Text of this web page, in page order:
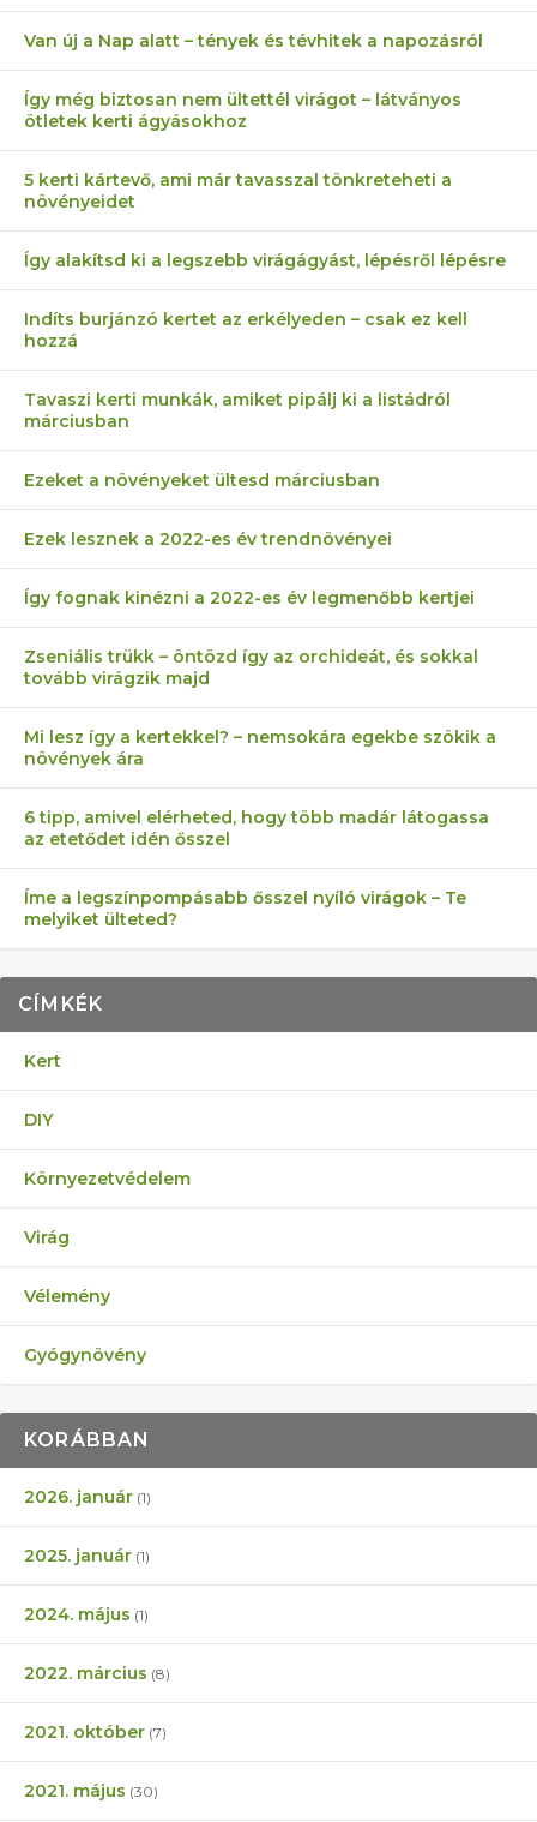
Van új a Nap alatt – tények és tévhitek a napozásról
Így még biztosan nem ültettél virágot – látványos
ötletek kerti ágyásokhoz
5 kerti kártevő, ami már tavasszal tönkreteheti a
növényeidet
Így alakítsd ki a legszebb virágágyást, lépésről lépésre
Indíts burjánzó kertet az erkélyeden – csak ez kell
hozzá
Tavaszi kerti munkák, amiket pipálj ki a listádról
márciusban
Ezeket a növényeket ültesd márciusban
Ezek lesznek a 2022-es év trendnövényei
Így fognak kinézni a 2022-es év legmenőbb kertjei
Zseniális trükk – öntözd így az orchideát, és sokkal
tovább virágzik majd
Mi lesz így a kertekkel? – nemsokára egekbe szökik a
növények ára
6 tipp, amivel elérheted, hogy több madár látogassa
az etetődet idén ősszel
Íme a legszínpompásabb ősszel nyíló virágok – Te
melyiket ülteted?
CÍMKÉK
Kert
DIY
Környezetvédelem
Virág
Vélemény
Gyógynövény
KORÁBBAN
2026. január (1)
2025. január (1)
2024. május (1)
2022. március (8)
2021. október (7)
2021. május (30)